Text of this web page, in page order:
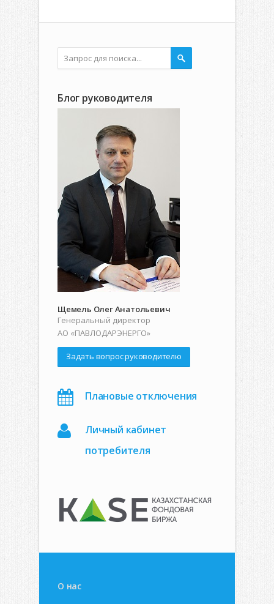
Блог руководителя
Щемель Олег Анатольевич
Генеральный директор
АО «ПАВЛОДАРЭНЕРГО»
Задать вопрос руководителю
Плановые отключения
Личный кабинет
потребителя
О нас